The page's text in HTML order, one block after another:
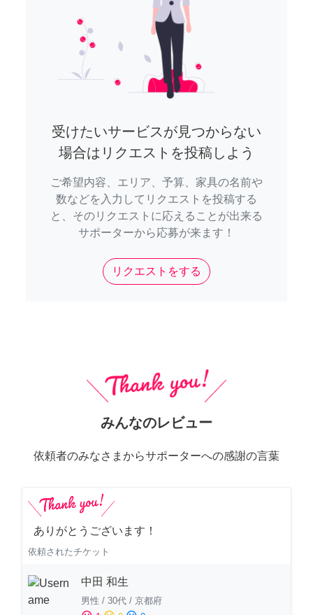
受けたいサービスが見つからない
場合はリクエストを投稿しよう
ご希望内容、エリア、予算、家具の名前や
数などを入力してリクエストを投稿する
と、そのリクエストに応えることが出来る
サポーターから応募が来ます！
リクエストをする
みんなのレビュー
依頼者のみなさまからサポーターへの感謝の言葉
ありがとうございます！
依頼されたチケット
中田 和生
男性 / 30代 / 京都府